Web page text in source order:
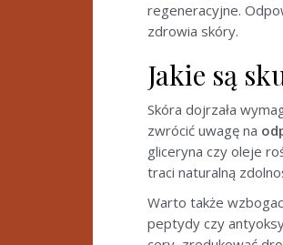
regeneracyjne.
zdrowia skóry.
Jakie są
Skóra dojrzała
zwrócić uwagę na
gliceryna czy oleje
traci naturalną
Warto także
peptydy czy